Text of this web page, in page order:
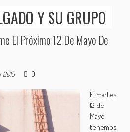
Y SU GRUPO
El Próximo 12 De Mayo De
2015 0
El martes
12 de
Mayo
tenemos